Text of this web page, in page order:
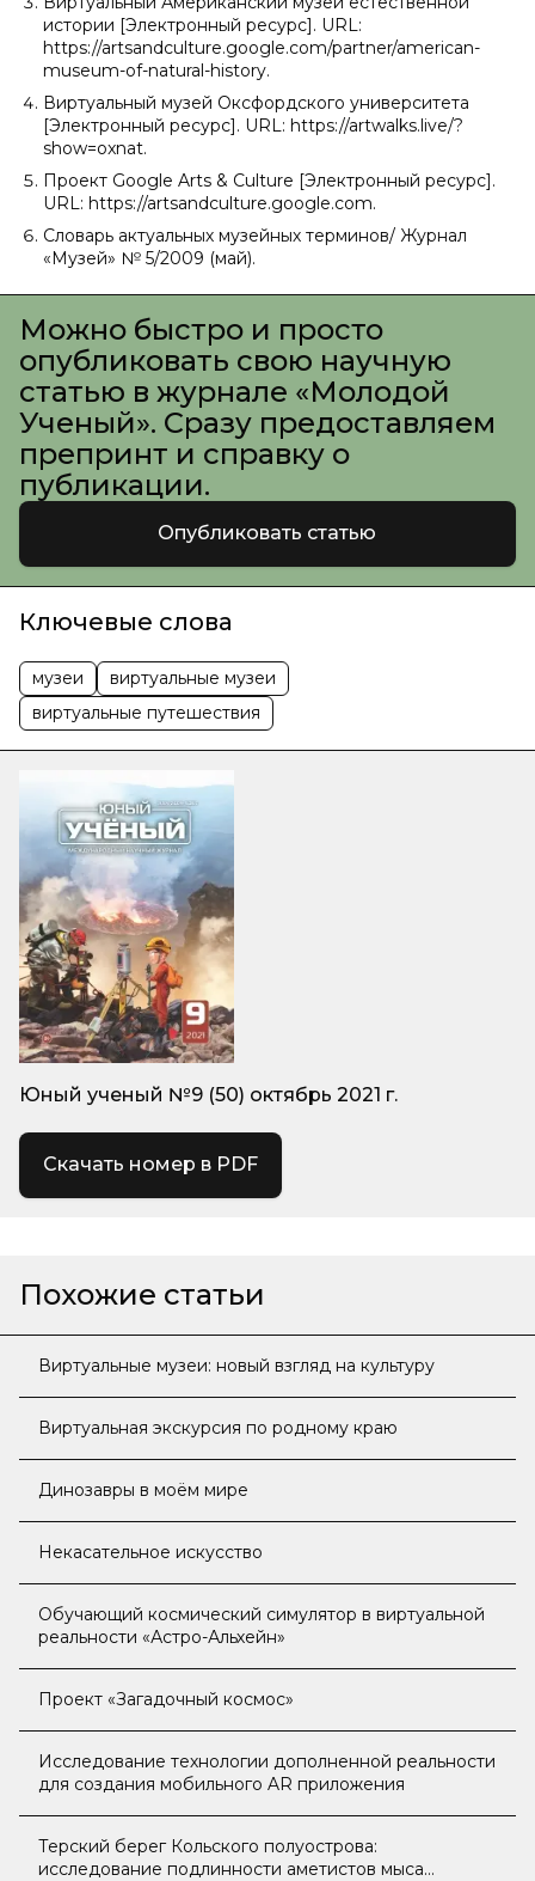
истории [Электронный ресурс]. URL:
https://artsandculture.google.com/partner/american-
museum-of-natural-history.
Виртуальный музей Оксфордского университета
[Электронный ресурс]. URL: https://artwalks.live/?
show=oxnat.
Проект Google Arts & Culture [Электронный ресурс].
URL: https://artsandculture.google.com.
Словарь актуальных музейных терминов/ Журнал
«Музей» № 5/2009 (май).
Можно быстро и просто
опубликовать свою научную
статью в журнале «Молодой
Ученый». Сразу предоставляем
препринт и справку о
публикации.
Опубликовать статью
Ключевые слова
музеи
виртуальные музеи
виртуальные путешествия
Юный ученый №9 (50) октябрь 2021 г.
Скачать номер в PDF
Похожие статьи
Виртуальные музеи: новый взгляд на культуру
Виртуальная экскурсия по родному краю
Динозавры в моём мире
Некасательное искусство
Обучающий космический симулятор в виртуальной
реальности «Астро-Альхейн»
Проект «Загадочный космос»
Исследование технологии дополненной реальности
для создания мобильного AR приложения
Терский берег Кольского полуострова:
исследование подлинности аметистов мыса